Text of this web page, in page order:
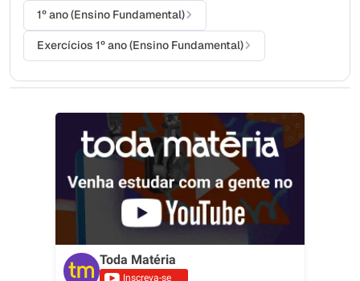
1º ano (Ensino Fundamental)
Exercícios 1º ano (Ensino Fundamental)
Toda Matéria
Inscreva-se